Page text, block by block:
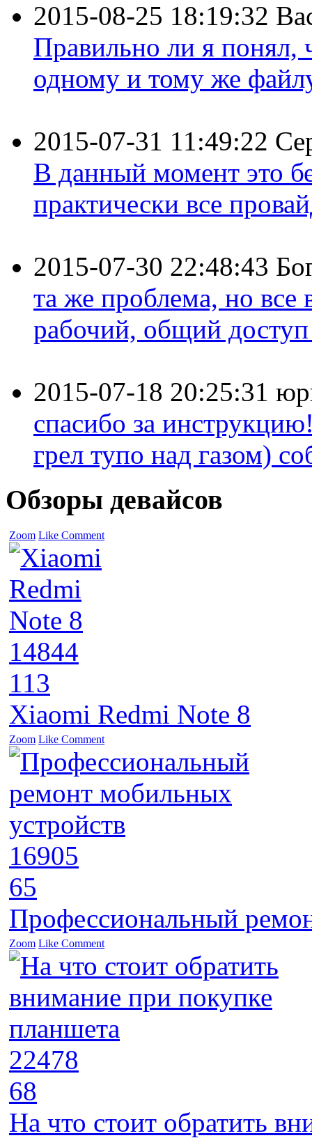
2015-08-25 18:19:32
Правильно ли я понял,
одному и тому же
2015-07-31 11:49:22
В данный момент это
практически все
2015-07-30 22:48:43
та же проблема, но все
рабочий, общий доступ
2015-07-18 20:25:31
спасибо за
грел тупо над газом)
Обзоры девайсов
Zoom Like Comment
14844
113
Xiaomi Redmi Note 8
Zoom Like Comment
16905
65
Профессиональный
Zoom Like Comment
22478
68
На что стоит обратить